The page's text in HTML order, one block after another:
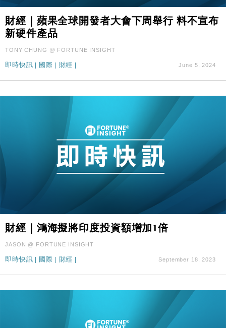
財經｜蘋果全球開發者大會下周舉行 料不宣布
新硬件產品
TONY CHUNG @ FORTUNE INSIGHT
即時快訊 國際 財經 June 5, 2024
財經｜鴻海擬將印度投資額增加1倍
JASON @ FORTUNE INSIGHT
即時快訊 | 國際 | 財經 | September 18, 2023